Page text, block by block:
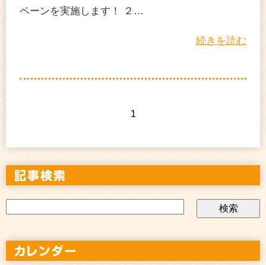
ペーンを実施します！ ２…
続きを読む
1